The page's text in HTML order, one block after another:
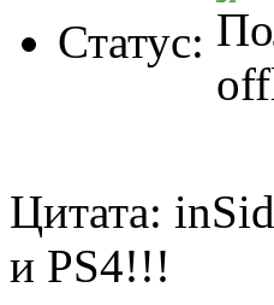
Статус:
Цитата:
и PS4!!!